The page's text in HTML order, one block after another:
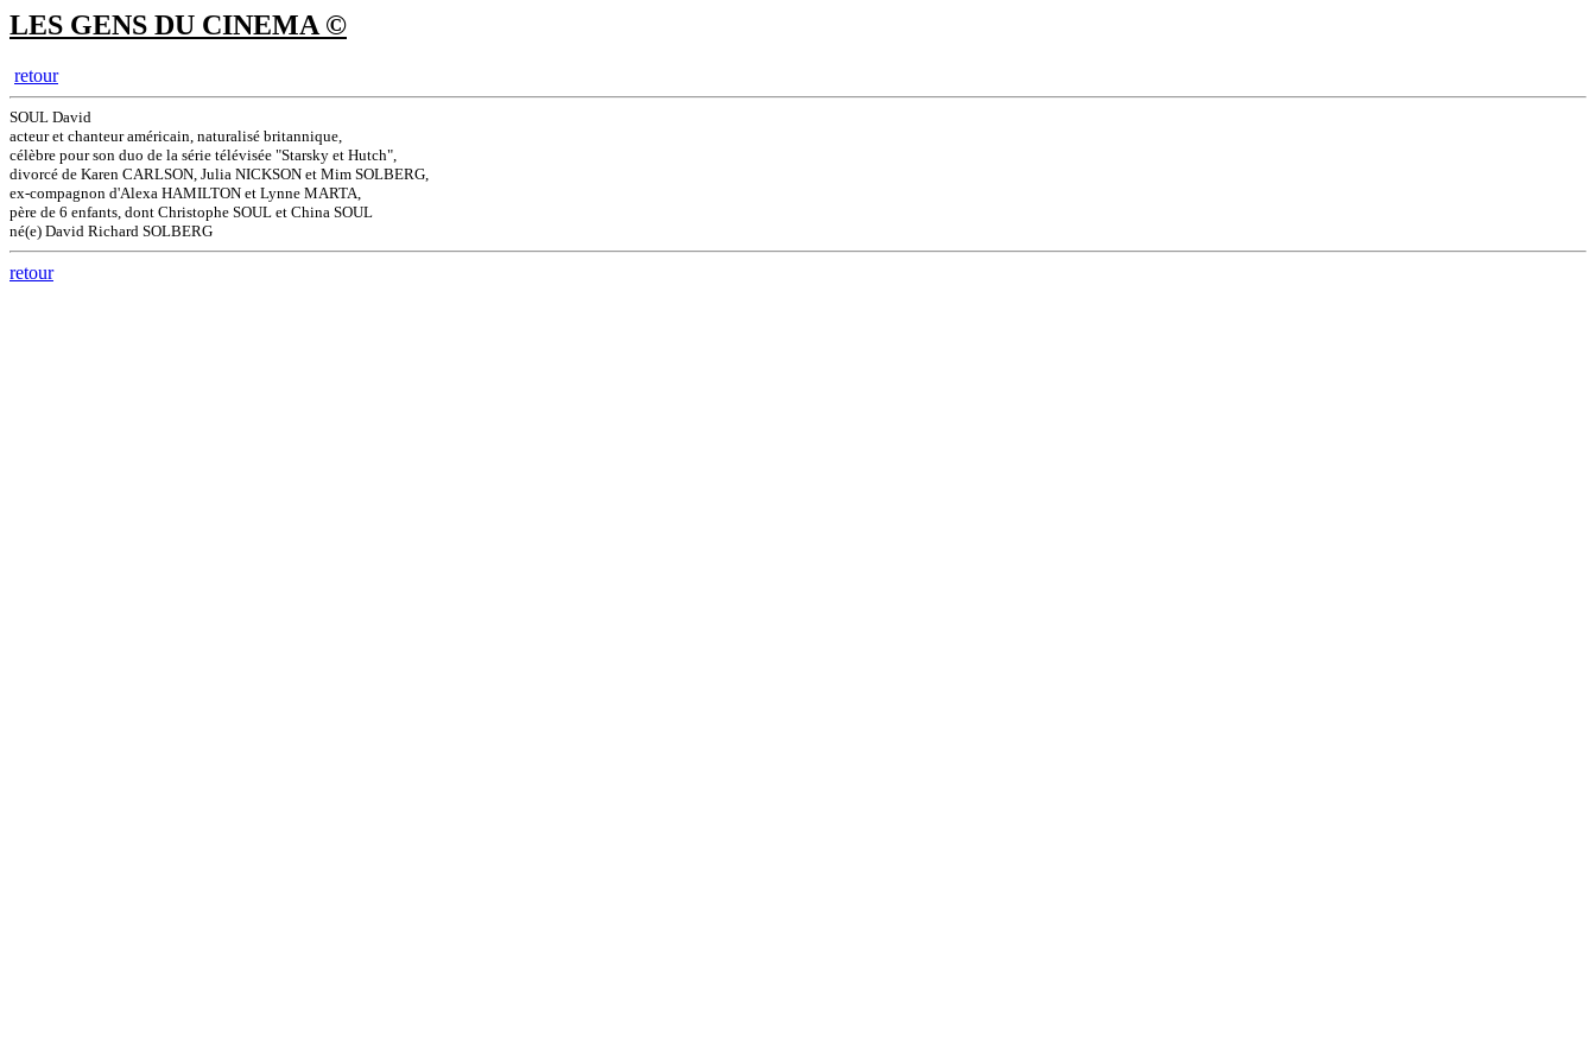
LES GENS DU CINEMA ©
retour
SOUL David
acteur et chanteur américain, naturalisé britannique,
célèbre pour son duo de la série télévisée "Starsky et Hutch",
divorcé de Karen CARLSON, Julia NICKSON et Mim SOLBERG,
ex-compagnon d'Alexa HAMILTON et Lynne MARTA,
père de 6 enfants, dont Christophe SOUL et China SOUL
né(e) David Richard SOLBERG
retour